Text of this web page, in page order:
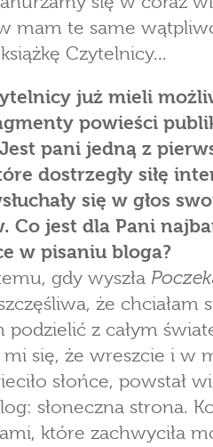
mam te same
Czytelnicy...
już mieli
powieści
pani jedną z
dostrzegły siłę
się w głos
Co jest dla Pani
w pisaniu bloga?
gdy wyszła
że chciałam
podzielić z całym
mi się, że wreszcie i w
słońce, powstał
słoneczna strona.
które zachwyciła